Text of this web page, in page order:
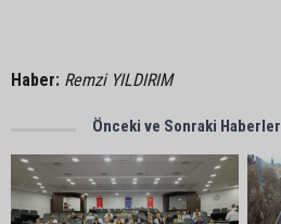
Haber: Remzi YILDIRIM
Önceki ve Sonraki Haberler